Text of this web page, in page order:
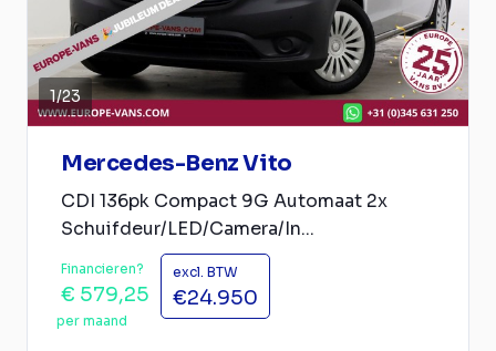
1/23
Mercedes-Benz Vito
CDI 136pk Compact 9G Automaat 2x
Schuifdeur/LED/Camera/In...
Financieren?
€ 579,25
per maand
excl. BTW
€24.950